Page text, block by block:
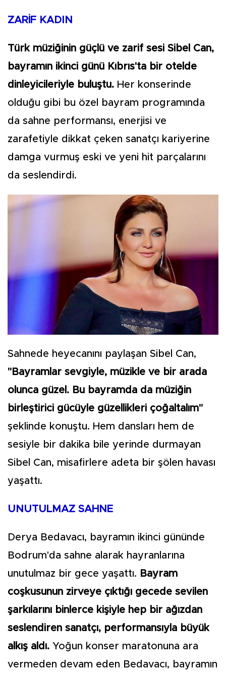
ZARİF KADIN
Türk müziğinin güçlü ve zarif sesi Sibel Can,
bayramın ikinci günü Kıbrıs'ta bir otelde
dinleyicileriyle buluştu. Her konserinde
olduğu gibi bu özel bayram programında
da sahne performansı, enerjisi ve
zarafetiyle dikkat çeken sanatçı kariyerine
damga vurmuş eski ve yeni hit parçalarını
da seslendirdi.
Sahnede heyecanını paylaşan Sibel Can,
"Bayramlar sevgiyle, müzikle ve bir arada
olunca güzel. Bu bayramda da müziğin
birleştirici gücüyle güzellikleri çoğaltalım"
şeklinde konuştu. Hem dansları hem de
sesiyle bir dakika bile yerinde durmayan
Sibel Can, misafirlere adeta bir şölen havası
yaşattı.
UNUTULMAZ SAHNE
Derya Bedavacı, bayramın ikinci gününde
Bodrum'da sahne alarak hayranlarına
unutulmaz bir gece yaşattı. Bayram
coşkusunun zirveye çıktığı gecede sevilen
şarkılarını binlerce kişiyle hep bir ağızdan
seslendiren sanatçı, performansıyla büyük
alkış aldı. Yoğun konser maratonuna ara
vermeden devam eden Bedavacı, bayramın